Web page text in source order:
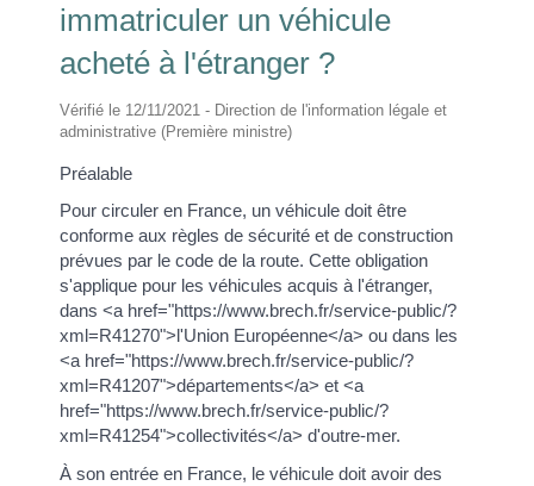
immatriculer un véhicule
acheté à l'étranger ?
Vérifié le 12/11/2021 - Direction de l'information légale et
administrative (Première ministre)
Préalable
Pour circuler en France, un véhicule doit être
conforme aux règles de sécurité et de construction
prévues par le code de la route. Cette obligation
s'applique pour les véhicules acquis à l'étranger,
dans <a href="https://www.brech.fr/service-public/?
xml=R41270">l'Union Européenne</a> ou dans les
<a href="https://www.brech.fr/service-public/?
xml=R41207">départements</a> et <a
href="https://www.brech.fr/service-public/?
xml=R41254">collectivités</a> d'outre-mer.
À son entrée en France, le véhicule doit avoir des